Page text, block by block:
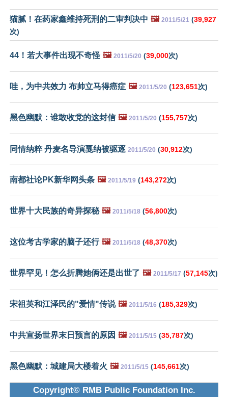
猫腻！在药家鑫维持死刑的二审判决中 🖼️ 2011/5/21 (39,927
次)
44！若大事件出现不奇怪 🖼️ 2011/5/20 (39,000次)
哇，为中共效力 布帅立马得癌症 🖼️ 2011/5/20 (123,651次)
黑色幽默：谁敢收党的这封信 🖼️ 2011/5/20 (155,757次)
同情纳粹 丹麦名导演戛纳被驱逐 2011/5/20 (30,912次)
南都社论PK新华网头条 🖼️ 2011/5/19 (143,272次)
世界十大民族的奇异探秘 🖼️ 2011/5/18 (56,800次)
这位考古学家的脑子还行 🖼️ 2011/5/18 (48,370次)
世界罕见！怎么折腾她俩还是出世了 🖼️ 2011/5/17 (57,145次)
宋祖英和江泽民的"爱情"传说 🖼️ 2011/5/16 (185,329次)
中共宣扬世界末日预言的原因 🖼️ 2011/5/15 (35,787次)
黑色幽默：城建局大楼着火 🖼️ 2011/5/15 (145,661次)
Copyright© RMB Public Foundation Inc.